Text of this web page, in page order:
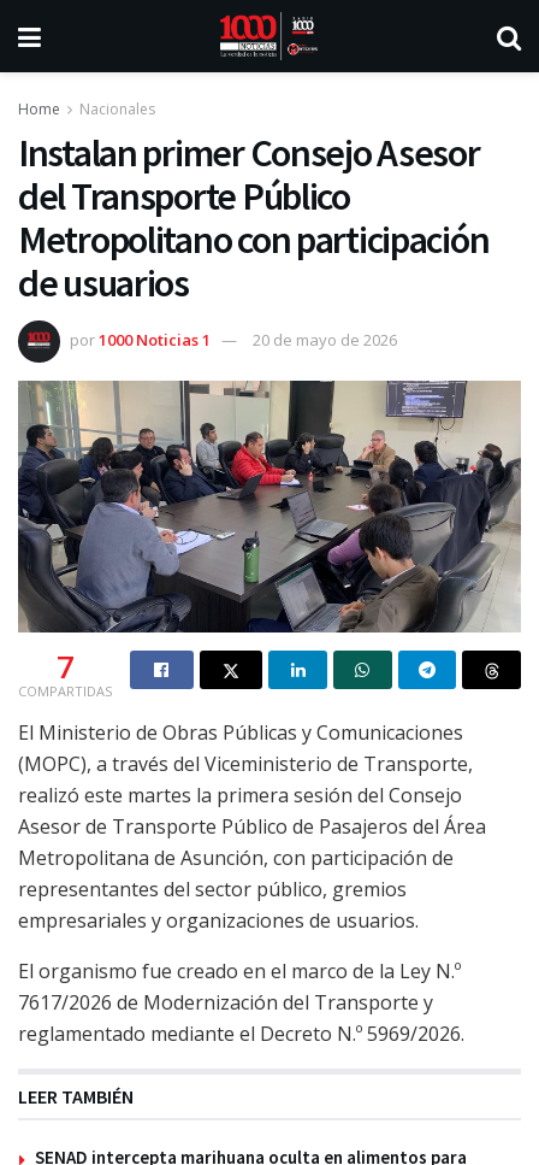
Home Nacionales
Instalan primer Consejo Asesor
del Transporte Público
Metropolitano con participación
de usuarios
por1000 Noticias 1 20 de mayo de 2026
7
COMPARTIDAS
El Ministerio de Obras Públicas y Comunicaciones
(MOPC), a través del Viceministerio de Transporte,
realizó este martes la primera sesión del Consejo
Asesor de Transporte Público de Pasajeros del Área
Metropolitana de Asunción, con participación de
representantes del sector público, gremios
empresariales y organizaciones de usuarios.
El organismo fue creado en el marco de la Ley N.º
7617/2026 de Modernización del Transporte y
reglamentado mediante el Decreto N.º 5969/2026.
LEER TAMBIÉN
SENAD intercepta marihuana oculta en alimentos para